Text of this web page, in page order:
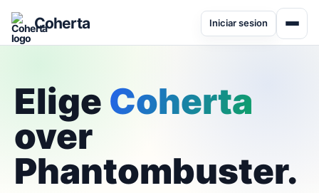
Coherta Iniciar sesion
Elige Coherta
over
Phantombuster.